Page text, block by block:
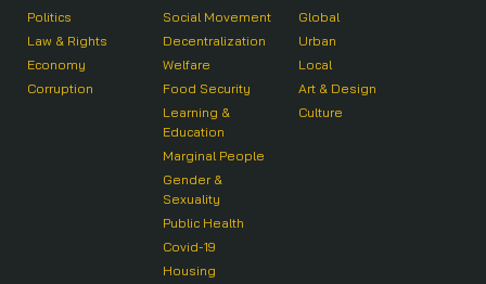
Politics
Law & Rights
Economy
Corruption
Social Movement
Decentralization
Welfare
Food Security
Learning &
Education
Marginal People
Gender &
Sexuality
Public Health
Covid-19
Housing
Global
Urban
Local
Art & Design
Culture